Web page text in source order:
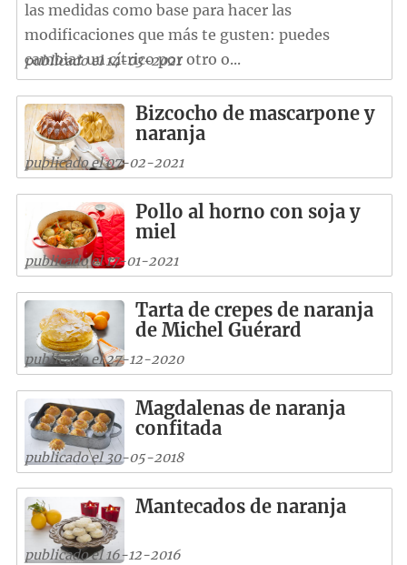
las medidas como base para hacer las
modificaciones que más te gusten: puedes
cambiar un cítrico por otro o...
publicado el 14-03-2021
Bizcocho de mascarpone y
naranja
publicado el 07-02-2021
Pollo al horno con soja y
miel
publicado el 17-01-2021
Tarta de crepes de naranja
de Michel Guérard
publicado el 27-12-2020
Magdalenas de naranja
confitada
publicado el 30-05-2018
Mantecados de naranja
publicado el 16-12-2016